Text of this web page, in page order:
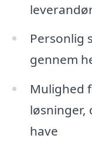
Personlig
gennem
Mulighed
løsninger,
have